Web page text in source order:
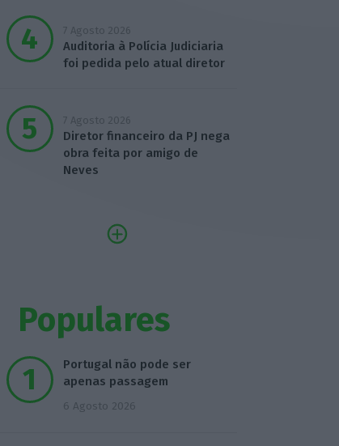
7 Agosto 2026
Auditoria à Polícia Judiciaria
foi pedida pelo atual diretor
7 Agosto 2026
Diretor financeiro da PJ nega
obra feita por amigo de
Neves
Populares
Portugal não pode ser
apenas passagem
6 Agosto 2026